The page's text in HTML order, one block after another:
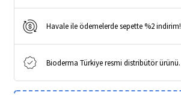
Havale ile ödemelerde sepette %2 indirim!
Bioderma Türkiye resmi distribütör ürünü.